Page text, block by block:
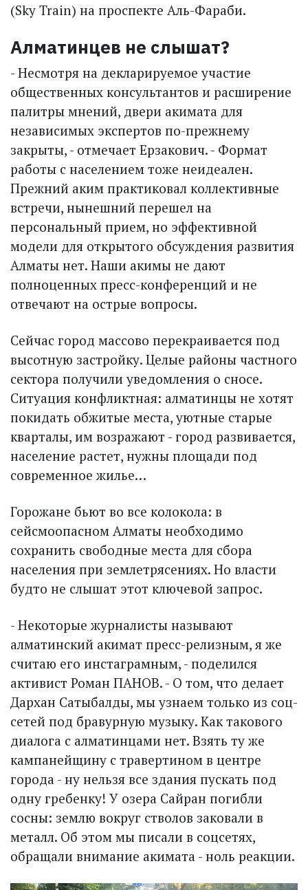
(Sky Train) на проспекте Аль-Фараби.
Алматинцев не слышат?
- Несмотря на декларируе­мое участие
общественных консультантов и расширение
палитры мнений, двери акимата для
независимых экспертов по-прежнему
закрыты, - отмечает Ерзакович. - Формат
работы с населением тоже неидеален.
Прежний аким практиковал коллективные
встречи, нынешний перешел на
персональный прием, но эффективной
модели для открытого обсуждения развития
Алматы нет. Наши акимы не дают
полноценных пресс-конференций и не
отвечают на острые вопросы.
Сейчас город массово перекраивается под
высотную застройку. Целые районы частного
сектора получили уведомления о сносе.
Ситуация конфликтная: алматинцы не хотят
покидать обжитые места, уютные старые
кварталы, им возражают - город развивается,
население растет, нужны площади под
современное жилье…
Горожане бьют во все колокола: в
сейсмоопасном Алматы необходимо
сохранить свободные места для сбора
населения при землетрясениях. Но власти
будто не слышат этот ключевой запрос.
- Некоторые журналисты называют
алматинский акимат пресс-релизным, я же
считаю его инстаграмным, - поделился
активист Роман ПАНОВ. - О том, что делает
Дархан Саты­балды, мы узнаем только из соц­
сетей под бравурную музыку. Как такового
диалога с алматинцами нет. Взять ту же
кампанейщину с травертином в центре
города - ну нельзя все здания пускать под
одну гребенку! У озера Сайран погибли
сосны: землю вокруг стволов заковали в
металл. Об этом мы писали в соцсетях,
обращали внимание акимата - ноль реакции.